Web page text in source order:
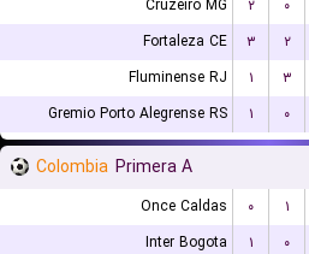
Cruzeiro MG ۲ ۰
Fortaleza CE
۳ ۲
Fluminense RJ
۱ ۳
Gremio Porto Alegrense RS
۱ ۰
Colombia Primera A
Once Caldas ۰ ۱
Inter Bogota
۱ ۰